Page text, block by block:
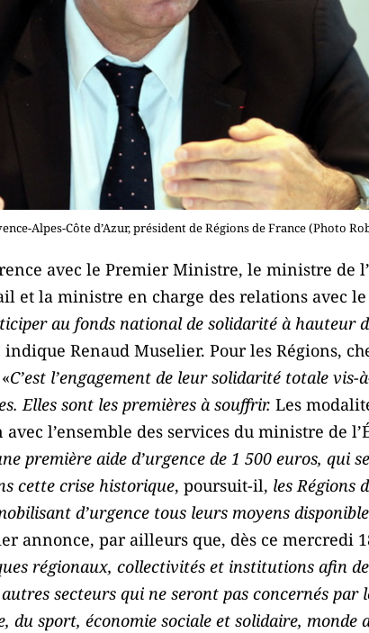
Alpes-Côte d’Azur, président de Régions de France (Photo
avec le Premier Ministre, le ministre de
et la ministre en charge des relations avec
au fonds national de solidarité à hauteur
indique Renaud Muselier. Pour les Régions,
C’est l’engagement de leur solidarité totale vis-
Elles sont les premières à souffrir. Les
l’ensemble des services du ministre de
première aide d’urgence de 1 500 euros, qui
cette crise historique, poursuit-il, les Régions
d’urgence tous leurs moyens
annonce, par ailleurs que, dès ce mercredi
régionaux, collectivités et institutions afin
secteurs qui ne seront pas concernés par
du sport, économie sociale et solidaire, monde